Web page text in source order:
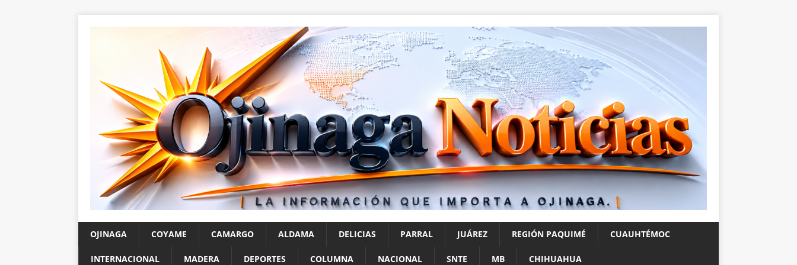
OJINAGA COYAME CAMARGO ALDAMA DELICIAS PARRAL JUÁREZ REGIÓN PAQUIMÉ CUAUHTÉMOC
INTERNACIONAL MADERA DEPORTES COLUMNA NACIONAL SNTE MB CHIHUAHUA